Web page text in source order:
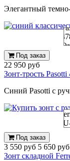
Элегантный
Под заказ
22 950 руб
Зонт-трость
Синий Pasotti с
Под заказ
3 550 руб 5 650 руб
Зонт складной